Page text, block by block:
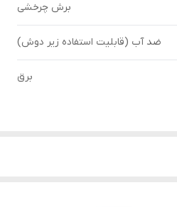
برش چرخشی
ضد آب (قابلیت استفاده زیر دوش)
برق